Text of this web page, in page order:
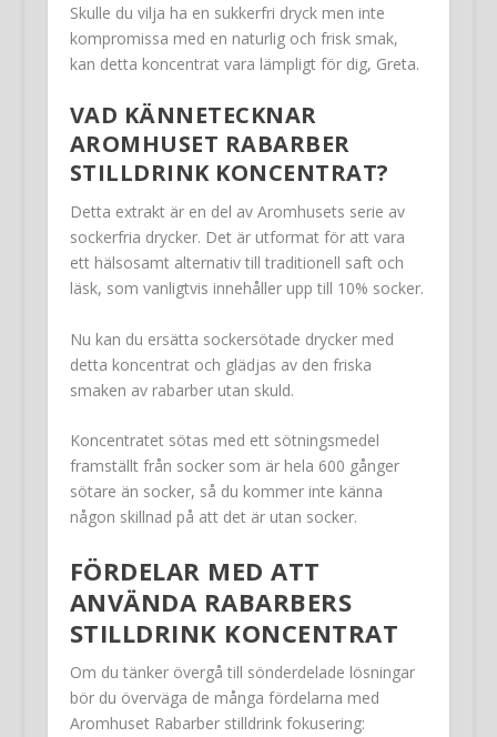
Skulle du vilja ha en sukkerfri dryck men inte
kompromissa med en naturlig och frisk smak,
kan detta koncentrat vara lämpligt för dig, Greta.
VAD KÄNNETECKNAR
AROMHUSET RABARBER
STILLDRINK KONCENTRAT?
Detta extrakt är en del av Aromhusets serie av
sockerfria drycker. Det är utformat för att vara
ett hälsosamt alternativ till traditionell saft och
läsk, som vanligtvis innehåller upp till 10% socker.
Nu kan du ersätta sockersötade drycker med
detta koncentrat och glädjas av den friska
smaken av rabarber utan skuld.
Koncentratet sötas med ett sötningsmedel
framställt från socker som är hela 600 gånger
sötare än socker, så du kommer inte känna
någon skillnad på att det är utan socker.
FÖRDELAR MED ATT
ANVÄNDA RABARBERS
STILLDRINK KONCENTRAT
Om du tänker övergå till sönderdelade lösningar
bör du överväga de många fördelarna med
Aromhuset Rabarber stilldrink fokusering: